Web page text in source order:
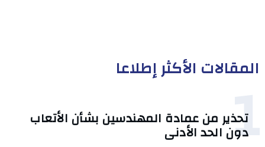
المقالات الأكثر إطلاعا
1
تحذير من عمادة المهندسين بشأن الأتعاب
دون الحد الأدنى